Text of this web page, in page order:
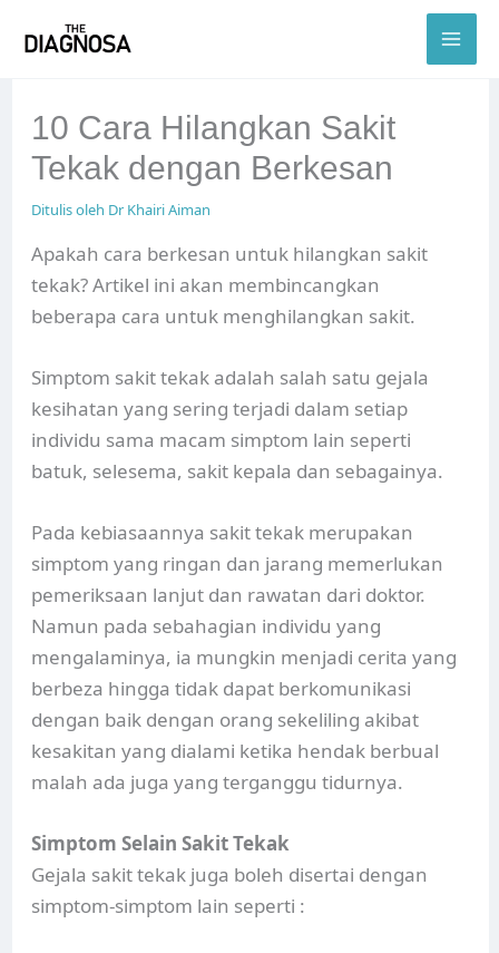
10 Cara Hilangkan Sakit
Tekak dengan Berkesan
Ditulis oleh Dr Khairi Aiman
Apakah cara berkesan untuk hilangkan sakit
tekak? Artikel ini akan membincangkan
beberapa cara untuk menghilangkan sakit.
Simptom sakit tekak adalah salah satu gejala
kesihatan yang sering terjadi dalam setiap
individu sama macam simptom lain seperti
batuk, selesema, sakit kepala dan sebagainya.
Pada kebiasaannya sakit tekak merupakan
simptom yang ringan dan jarang memerlukan
pemeriksaan lanjut dan rawatan dari doktor.
Namun pada sebahagian individu yang
mengalaminya, ia mungkin menjadi cerita yang
berbeza hingga tidak dapat berkomunikasi
dengan baik dengan orang sekeliling akibat
kesakitan yang dialami ketika hendak berbual
malah ada juga yang terganggu tidurnya.
Simptom Selain Sakit Tekak
Gejala sakit tekak juga boleh disertai dengan
simptom-simptom lain seperti :